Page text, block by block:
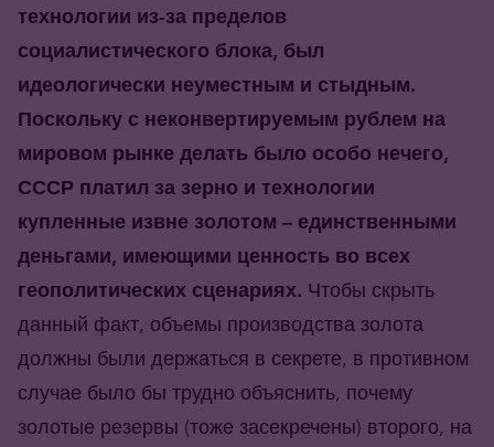
технологии из-за пределов
социалистического блока, был
идеологически неуместным и стыдным.
Поскольку с неконвертируемым рублем на
мировом рынке делать было особо нечего,
СССР платил за зерно и технологии
купленные извне золотом – единственными
деньгами, имеющими ценность во всех
геополитических сценариях. Чтобы скрыть
данный факт, объемы производства золота
должны были держаться в секрете, в противном
случае было бы трудно объяснить, почему
золотые резервы (тоже засекречены) второго, на